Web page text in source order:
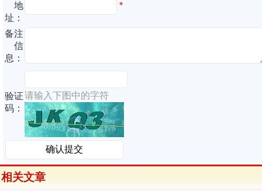
地
址：
*
备注
信
息：
验证
码：
请输入下图中的字符
相关文章